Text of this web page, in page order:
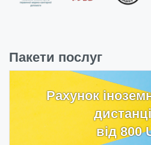
Пакети послуг
Рахунок
від 800